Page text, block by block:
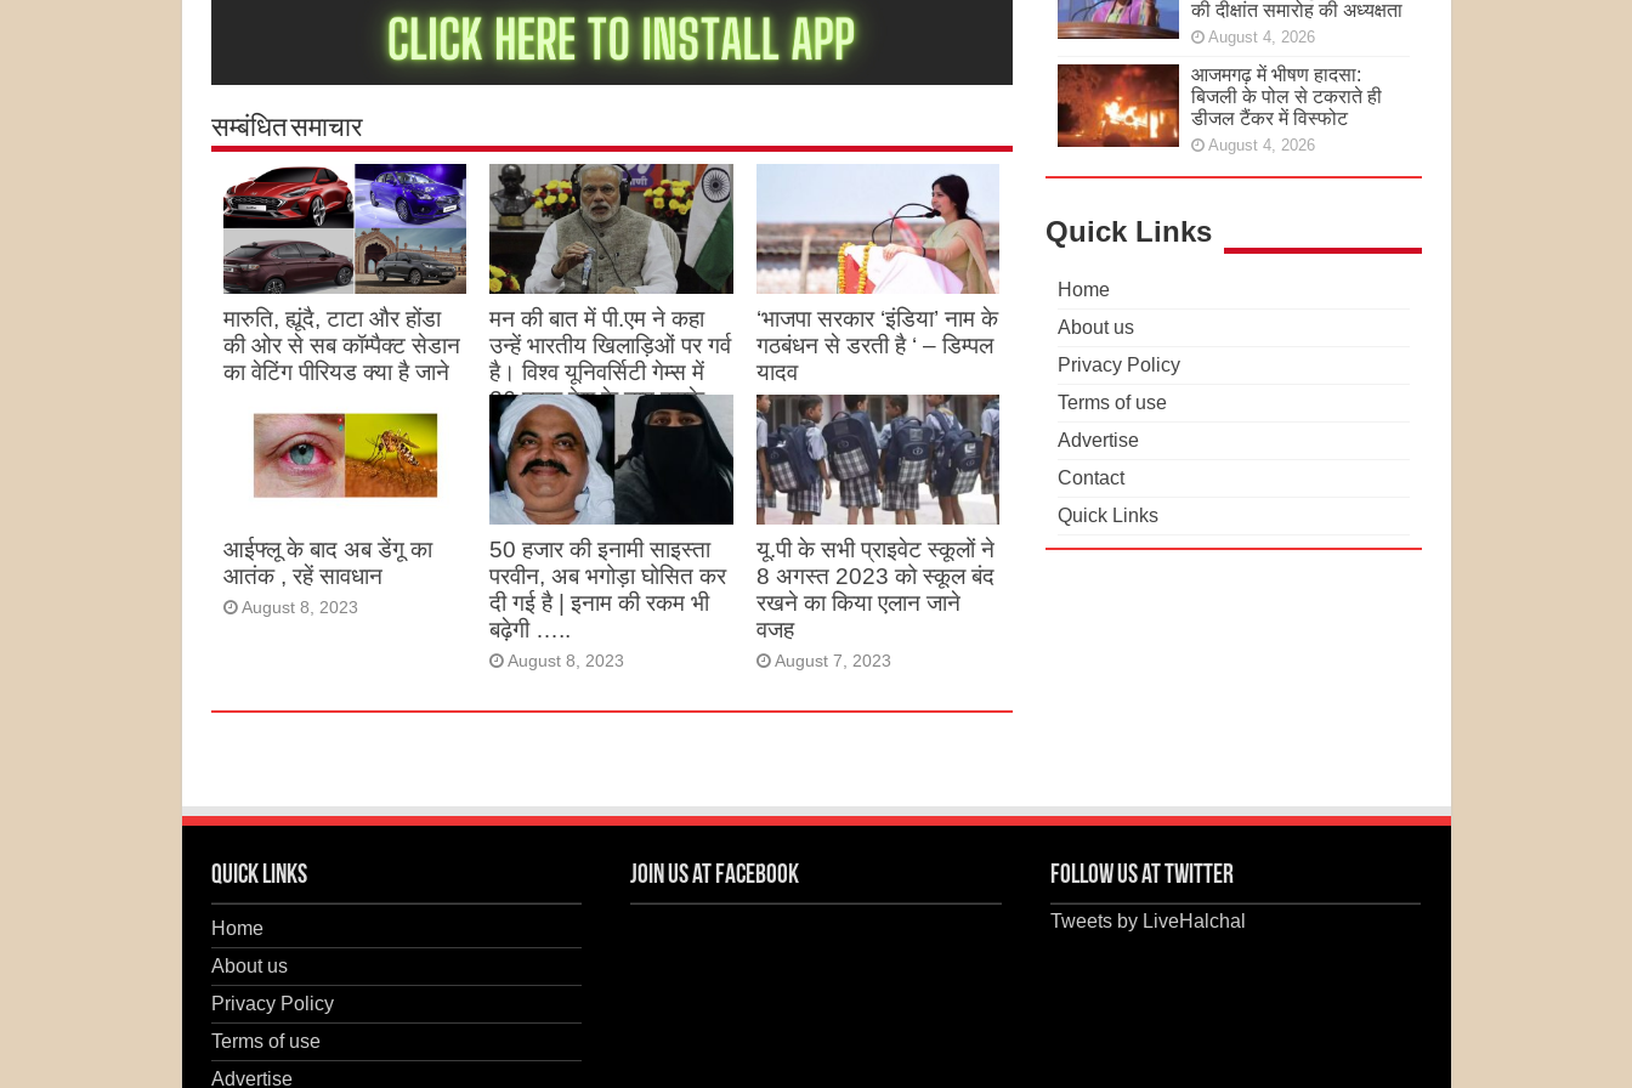
सम्बंधित समाचार
मारुति, ह्यूंदै, टाटा और होंडा
की ओर से सब कॉम्पैक्ट सेडान
का वेटिंग पीरियड क्या है जाने
मन की बात में पी.एम ने कहा
उन्हें भारतीय खिलाड़िओं पर गर्व
है। विश्व यूनिवर्सिटी गेम्स में
26 पदक देश के नाम करके
उन्होंने देश का नाम रोशन किया
है
August 27, 2023
‘भाजपा सरकार ‘इंडिया’ नाम के
गठबंधन से डरती है ‘ – डिम्पल
यादव
August 26, 2023
आईफ्लू के बाद अब डेंगू का
आतंक , रहें सावधान
August 8, 2023
50 हजार की इनामी साइस्ता
परवीन, अब भगोड़ा घोसित कर
दी गई है | इनाम की रकम भी
बढ़ेगी …..
August 8, 2023
यू.पी के सभी प्राइवेट स्कूलों ने
8 अगस्त 2023 को स्कूल बंद
रखने का किया एलान जाने
वजह
August 7, 2023
की दीक्षांत समारोह की अध्यक्षता
August 4, 2026
आजमगढ़ में भीषण हादसा:
बिजली के पोल से टकराते ही
डीजल टैंकर में विस्फोट
August 4, 2026
Quick Links
Home
About us
Privacy Policy
Terms of use
Advertise
Contact
Quick Links
Quick Links
Home
About us
Privacy Policy
Terms of use
Advertise
Join us at Facebook Follow us at Twitter
Tweets by LiveHalchal